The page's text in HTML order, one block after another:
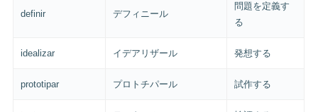
definir デフィニール
問題を定義す
る
idealizar イデアリザール 発想する
prototipar プロトチパール 試作する